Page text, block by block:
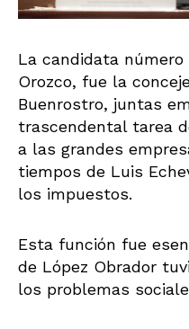
La candidata número
Orozco, fue la
Buenrostro, juntas
trascendental tarea
a las grandes
tiempos de Luis
los impuestos.
Esta función fue
de López Obrador
los problemas